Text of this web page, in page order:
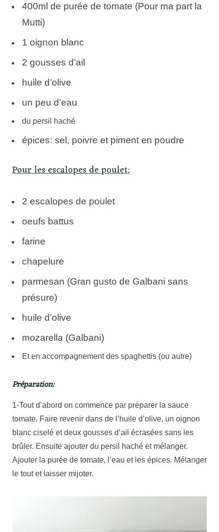
400ml de purée de tomate (Pour ma part la
Mutti)
1 oignon blanc
2 gousses d’ail
huile d’olive
un peu d’eau
du persil haché
épices: sel, poivre et piment en poudre
Pour les escalopes de poulet:
2 escalopes de poulet
oeufs battus
farine
chapelure
parmesan (Gran gusto de Galbani sans
présure)
huile d’olive
mozarella (Galbani)
Et en accompagnement des spaghettis (ou autre)
Préparation:
1-Tout d’abord on commence par préparer la sauce
tomate. Faire revenir dans de l’huile d’olive, un oignon
blanc ciselé et deux gousses d’ail écrasées sans les
brûler. Ensuite ajouter du persil haché et mélanger.
Ajouter la purée de tomate, l’eau et les épices. Mélanger
le tout et laisser mijoter.